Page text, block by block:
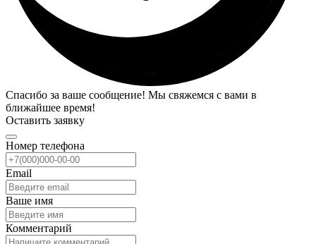
Спасибо за ваше сообщение! Мы свяжемся с вами в
ближайшее время!
Оставить заявку
Номер телефона
Email
Ваше имя
Комментарий